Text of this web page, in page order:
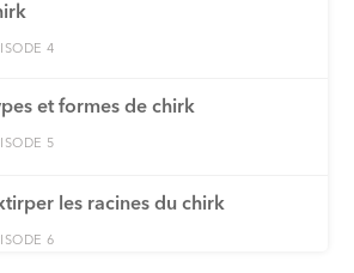
4
et formes de chirk
5
les racines du chirk
6